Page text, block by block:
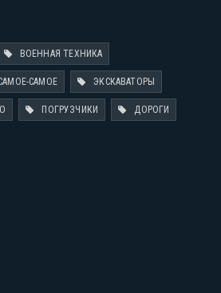
ВОЕННАЯ ТЕХНИКА
САМОЕ ЭКСКАВАТОРЫ
ПОГРУЗЧИКИ ДОРОГИ